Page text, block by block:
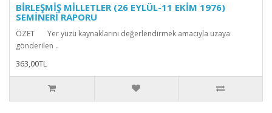
BİRLEŞMİŞ MİLLETLER (26 EYLÜL-11 EKİM 1976)
SEMİNERİ RAPORU
ÖZET Yer yüzü kaynaklarını değerlendirmek amacıyla uzaya
gönderilen ..
363,00TL